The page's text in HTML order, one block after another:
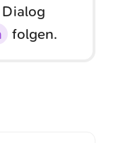
folgen.